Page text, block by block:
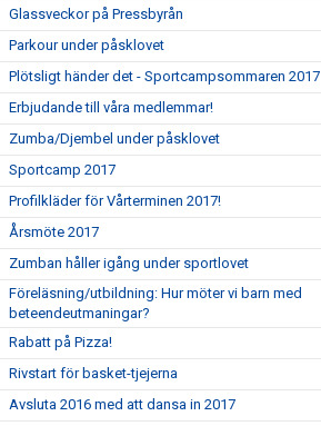
Glassveckor på Pressbyrån
Parkour under påsklovet
Plötsligt händer det - Sportcampsommaren 2017
Erbjudande till våra medlemmar!
Zumba/Djembel under påsklovet
Sportcamp 2017
Profilkläder för Vårterminen 2017!
Årsmöte 2017
Zumban håller igång under sportlovet
Föreläsning/utbildning: Hur möter vi barn med
beteendeutmaningar?
Rabatt på Pizza!
Rivstart för basket-tjejerna
Avsluta 2016 med att dansa in 2017